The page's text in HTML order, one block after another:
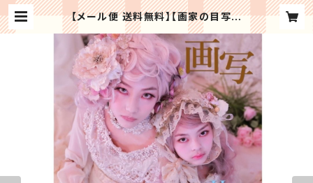
【メール便 送料無料】【画家の目写真
館】写真集～画写 Hakoノ中ノ少女 B
OX１～全国公募で選ばれた少女たち
を中心 にゴシック ＆ ロリータ の世界
観を表現した写真集「オールカラー」 |
Regaloセレクトギフト